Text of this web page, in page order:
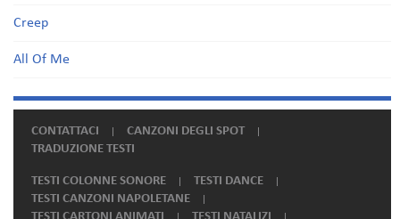
Creep
All Of Me
CONTATTACI
CANZONI DEGLI SPOT
TRADUZIONE TESTI
TESTI COLONNE SONORE
TESTI DANCE
TESTI CANZONI NAPOLETANE